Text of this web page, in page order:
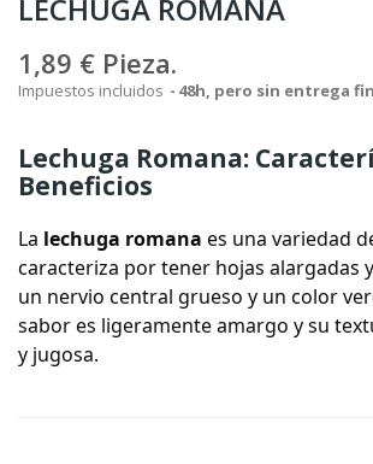
LECHUGA ROMANA
1,89 € Pieza.
Impuestos incluidos 48h, pero sin entrega
Lechuga Romana:
Beneficios
La lechuga romana es una variedad
caracteriza por tener hojas alargadas
un nervio central grueso y un color
sabor es ligeramente amargo y su
y jugosa.